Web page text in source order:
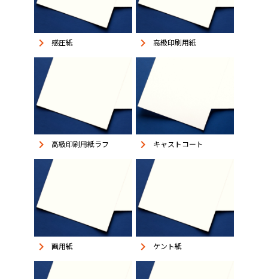
keyboard_arrow_right 感圧紙 keyboard_arrow_right 高級印刷用紙
keyboard_arrow_right 高級印刷用紙ラフ keyboard_arrow_right キャストコート
keyboard_arrow_right 画用紙 keyboard_arrow_right ケント紙